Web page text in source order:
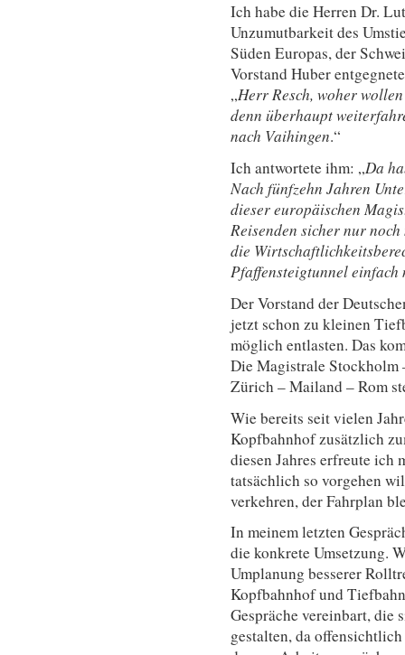
Ich habe die Herren Dr.
Unzumutbarkeit des
Süden Europas, der
Vorstand Huber
„Herr Resch, woher
denn überhaupt
nach Vaihingen.“
Ich antwortete ihm: „Da
Nach fünfzehn Jahren
dieser europäischen
Reisenden sicher nur
die
Pfaffensteigtunnel
Der Vorstand der
jetzt schon zu kleinen
möglich entlasten. Das
Die Magistrale Stockholm
Zürich – Mailand – Rom
Wie bereits seit vielen
Kopfbahnhof zusätzlich
diesen Jahres erfreute ich
tatsächlich so vorgehen
verkehren, der Fahrplan
In meinem letzten
die konkrete Umsetzung.
Umplanung besserer
Kopfbahnhof und
Gespräche vereinbart, die
gestalten, da